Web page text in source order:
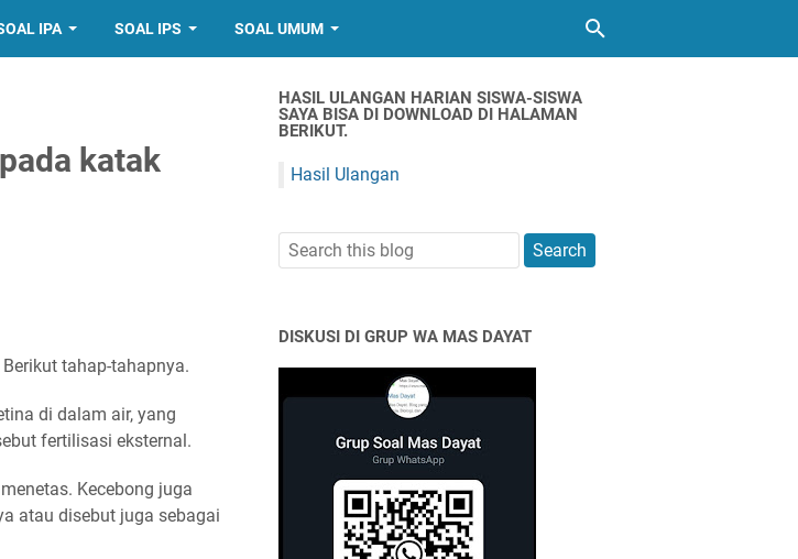
IPA SOAL IPS SOAL UMUM
katak
tahap-tahapnya.
di dalam air, yang
fertilisasi eksternal.
Kecebong juga
atau disebut juga sebagai
HASIL ULANGAN HARIAN SISWA-SISWA
SAYA BISA DI DOWNLOAD DI HALAMAN
BERIKUT.
Hasil Ulangan
DISKUSI DI GRUP WA MAS DAYAT